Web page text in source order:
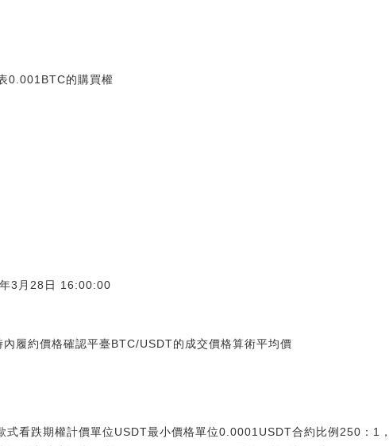
0.001BTC的購買權
3月28日 16:00:00
履約價格確認平臺BTC/USDT的成交價格算術平均價
看跌期權計價單位USDT最小價格單位0.0001USDT合約比例250：1